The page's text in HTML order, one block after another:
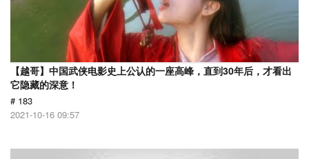
【越哥】中国武侠电影史上公认的一座高峰，直到30年后，才看出
它隐藏的深意！
# 183
2021-10-16 09:57